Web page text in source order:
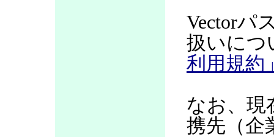
Vectorパ
扱いにつ
利用規約
なお、現
携先（企